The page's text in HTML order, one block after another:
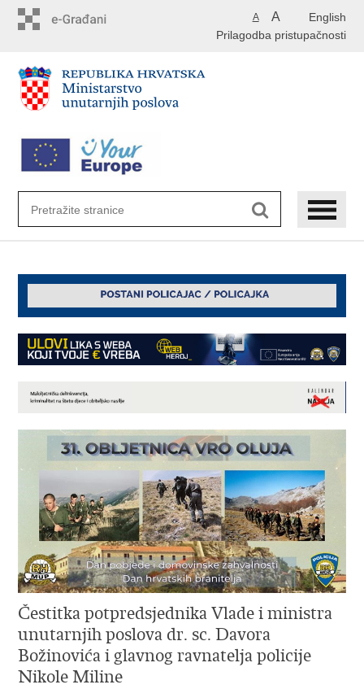
English
A A
Prilagodba pristupačnosti
Čestitka potpredsjednika Vlade i ministra
unutarnjih poslova dr. sc. Davora
Božinovića i glavnog ravnatelja policije
Nikole Miline